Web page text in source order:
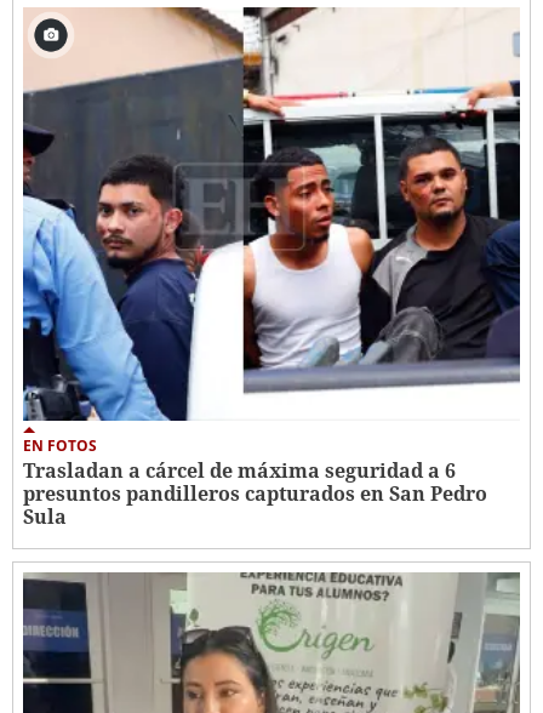
EN FOTOS
Trasladan a cárcel de máxima seguridad a 6
presuntos pandilleros capturados en San Pedro
Sula